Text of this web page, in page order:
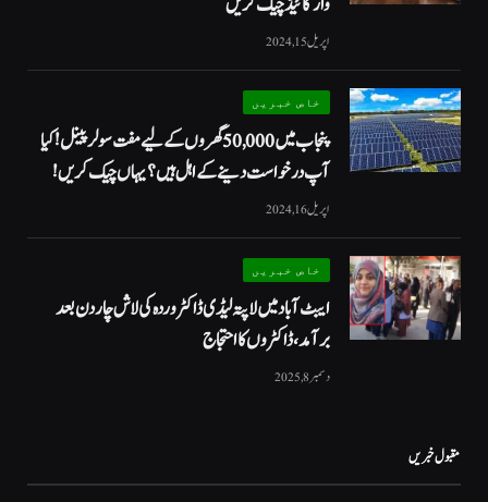
اپریل 15, 2024
خاص خبریں
پنجاب میں 50,000 گھروں کے لیے مفت سولر پینل! کیا
آپ درخواست دینے کے اہل ہیں؟ یہاں چیک کریں!
اپریل 16, 2024
خاص خبریں
ایبٹ آباد میں لاپتہ لیڈی ڈاکٹر وردہ کی لاش چار دن بعد
برآمد، ڈاکٹروں کا احتجاج
دسمبر 8, 2025
مقبول خبریں